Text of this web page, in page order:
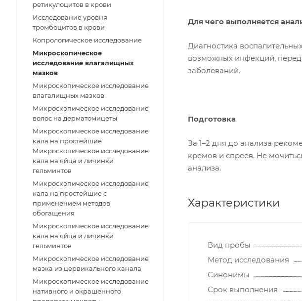
Для чего выполняется
Диагностика
возможных инфекций,
заболеваний.
Подготовка
За 1–2 дня до анализа
кремов и спреев. Не
анализа.
Характеристики
Вид пробы
Метод исследования
Синонимы
Срок выполнения
ретикулоцитов в крови
Исследование уровня
тромбоцитов в крови
Копрологическое исследование
Микроскопическое
исследование влагалищных
мазков
Микроскопическое исследование
влагалищных мазков
Микроскопическое исследование
волос на дерматомицеты
Микроскопическое исследование
кала на простейшие
Микроскопическое исследование
кала на яйца и личинки
гельминтов
Микроскопическое исследование
кала на простейшие с
применением методов
обогащения
Микроскопическое исследование
кала на яйца и личинки
гельминтов
Микроскопическое исследование
мазка из цервикального канала
Микроскопическое исследование
нативного и окрашенного